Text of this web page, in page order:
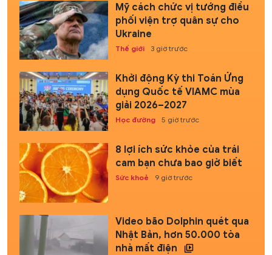
Mỹ cách chức vị tướng điều
phối viện trợ quân sự cho
Ukraine
Thế giới 3 giờ trước
Khởi động Kỳ thi Toán Ứng
dụng Quốc tế VIAMC mùa
giải 2026–2027
Học đường 5 giờ trước
8 lợi ích sức khỏe của trái
cam bạn chưa bao giờ biết
Sức khoẻ 9 giờ trước
Video bão Dolphin quét qua
Nhật Bản, hơn 50.000 tòa
nhà mất điện